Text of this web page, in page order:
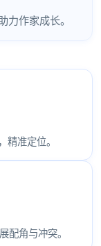
作家成长。
准定位。
配角与冲突。